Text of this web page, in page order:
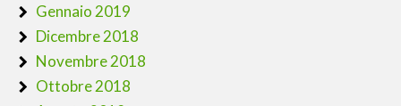
Gennaio 2019
Dicembre 2018
Novembre 2018
Ottobre 2018